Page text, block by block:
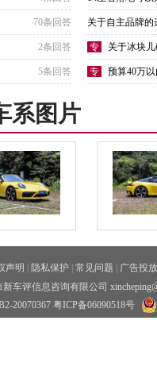
70条回答 关于自主品牌的
2条回答 专 关于冰块
5条回答 专 预算40万
系图片
声明 隐私保护 常见问题
广告投放
车评信息咨询有限公司
20070367 粤ICP备06090518号